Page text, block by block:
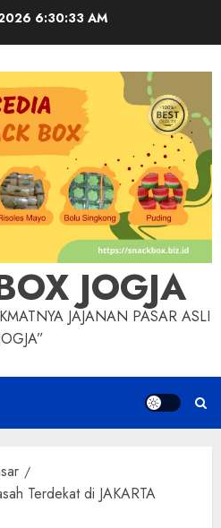
6:30:34 AM
JOGJA
JAJANAN PASAR ASLI
Terdekat di JAKARTA